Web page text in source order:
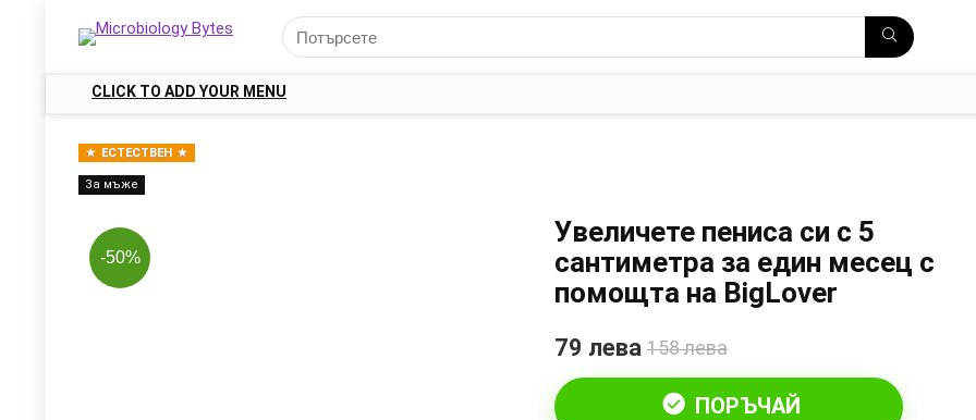
CLICK TO ADD YOUR MENU
ЕСТЕСТВЕН
За мъже
-50%
Увеличете пениса си с 5
сантиметра за един месец с
помощта на BigLover
79 лева 158 лева
ПОРЪЧАЙ